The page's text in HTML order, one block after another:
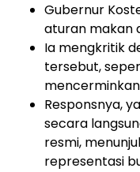
Gubernur
aturan makan
Ia mengkritik
tersebut,
Responsnya,
secara
resmi,
representasi